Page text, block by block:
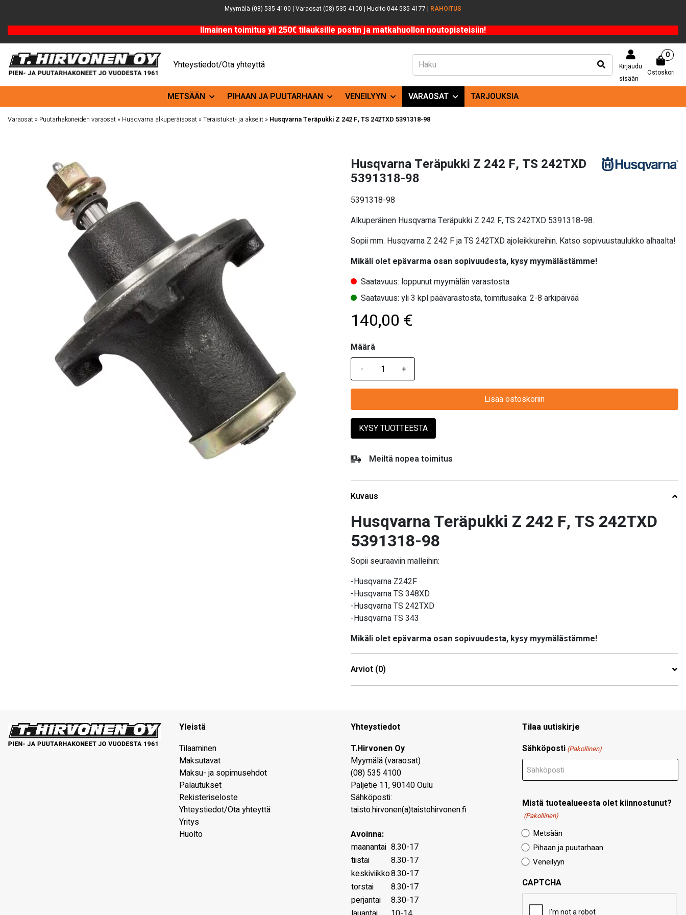
Myymälä (08) 535 4100 | Varaosat (08) 535 4100 | Huolto 044 535 4177 | RAHOITUS
Ilmainen toimitus yli 250€ tilauksille postin ja matkahuollon noutopisteisiin!
Yhteystiedot/Ota yhteyttä
Kirjaudu
sisään
Ostoskori
0
METSÄÄN PIHAAN JA PUUTARHAAN VENEILYYN VARAOSAT TARJOUKSIA
Varaosat » Puutarhakoneiden varaosat » Husqvarna alkuperäisosat »Teräistukat- ja akselit » Husqvarna Teräpukki Z 242 F, TS 242TXD 5391318-98
Husqvarna Teräpukki Z 242 F, TS 242TXD
5391318-98
5391318-98
Alkuperäinen Husqvarna Teräpukki Z 242 F, TS 242TXD 5391318-98.
Sopii mm. Husqvarna Z 242 F ja TS 242TXD ajoleikkureihin. Katso sopivuustaulukko alhaalta!
Mikäli olet epävarma osan sopivuudesta, kysy myymälästämme!
Saatavuus: loppunut myymälän varastosta
Saatavuus: yli 3 kpl päävarastosta, toimitusaika: 2-8 arkipäivää
140,00 €
Määrä
Määrä
Lisää ostoskoriin
KYSY TUOTTEESTA
Meiltä nopea toimitus
Kuvaus
Husqvarna Teräpukki Z 242 F, TS 242TXD
5391318-98
Sopii seuraaviin malleihin:
-Husqvarna Z242F
-Husqvarna TS 348XD
-Husqvarna TS 242TXD
-Husqvarna TS 343
Mikäli olet epävarma osan sopivuudesta, kysy myymälästämme!
Arviot (0)
Yleistä
Tilaaminen
Maksutavat
Maksu- ja sopimusehdot
Palautukset
Rekisteriseloste
Yhteystiedot/Ota yhteyttä
Yritys
Huolto
Yhteystiedot
T.Hirvonen Oy
Myymälä (varaosat)
(08) 535 4100
Paljetie 11,90140Oulu
Sähköposti:
taisto.hirvonen(a)taistohirvonen.fi
Avoinna:
maanantai 8.30-17
tiistai
8.30-17
keskiviikko8.30-17
torstai
8.30-17
perjantai
8.30-17
Tilaa uutiskirje
Sähköposti (Pakollinen)
Mistä tuotealueesta olet kiinnostunut?
(Pakollinen)
Metsään
Pihaan ja puutarhaan
Veneilyyn
CAPTCHA